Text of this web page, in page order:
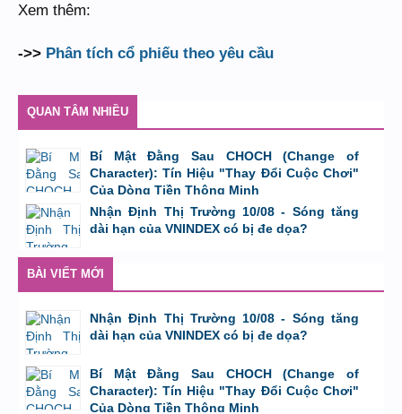
Xem thêm:
->> Phân tích cổ phiếu theo yêu cầu
QUAN TÂM NHIỀU
Bí Mật Đằng Sau CHOCH (Change of
Character): Tín Hiệu "Thay Đổi Cuộc Chơi"
Của Dòng Tiền Thông Minh
bởi Tuấn Thành,8/8/26 lúc 11:11
Nhận Định Thị Trường 10/08 - Sóng tăng
dài hạn của VNINDEX có bị đe dọa?
BÀI VIẾT MỚI
Nhận Định Thị Trường 10/08 - Sóng tăng
dài hạn của VNINDEX có bị đe dọa?
bởi Tuấn Thành, 9/8/26 lúc 23:08
Bí Mật Đằng Sau CHOCH (Change of
Character): Tín Hiệu "Thay Đổi Cuộc Chơi"
Của Dòng Tiền Thông Minh